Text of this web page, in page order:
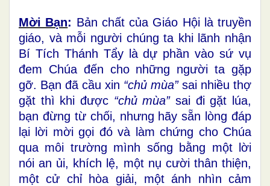
Mời Bạn: Bản chất của Giáo Hội là truyền
giáo, và mỗi người chúng ta khi lãnh nhận
Bí Tích Thánh Tẩy là dự phần vào sứ vụ
đem Chúa đến cho những người ta gặp
gỡ. Bạn đã cầu xin “chủ mùa” sai nhiều thợ
gặt thì khi được “chủ mùa”sai đi gặt lúa,
bạn đừng từ chối, nhưng hãy sẵn lòng đáp
lại lời mời gọi đó và làm chứng cho Chúa
qua môi trường mình sống bằng một lời
nói an ủi, khích lệ, một nụ cười thân thiện,
một cử chỉ hòa giải, một ánh nhìn cảm